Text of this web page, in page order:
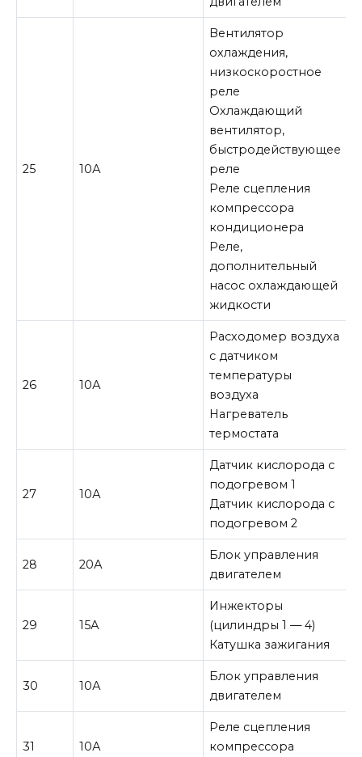
25 10А
Вентилятор
охлаждения,
низкоскоростное
реле
Охлаждающий
вентилятор,
быстродействующее
реле
Реле сцепления
компрессора
кондиционера
Реле,
дополнительный
насос охлаждающей
жидкости
26 10А
Расходомер воздуха
с датчиком
температуры
воздуха
Нагреватель
термостата
27 10А
Датчик кислорода с
подогревом 1
Датчик кислорода с
подогревом 2
28 20А
Блок управления
двигателем
29 15А
Инжекторы
(цилиндры 1 — 4)
Катушка зажигания
30 10А
Блок управления
двигателем
31 10А
Реле сцепления
компрессора